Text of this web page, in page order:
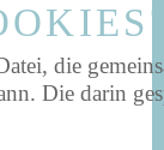
die
Die darin